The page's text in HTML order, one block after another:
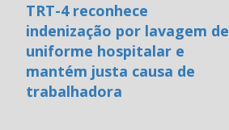
TRT-4 reconhece
indenização por lavagem de
uniforme hospitalar e
mantém justa causa de
trabalhadora